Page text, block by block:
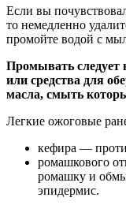
Если вы
то немедленно
промойте водой с
Промывать следует
или средства для
масла, смыть
Легкие ожоговые
кефира —
ромашкового
ромашку и
эпидермис.